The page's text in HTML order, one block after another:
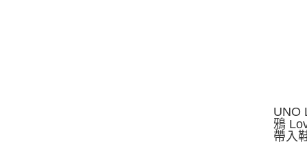
UNO
鴉
帶入